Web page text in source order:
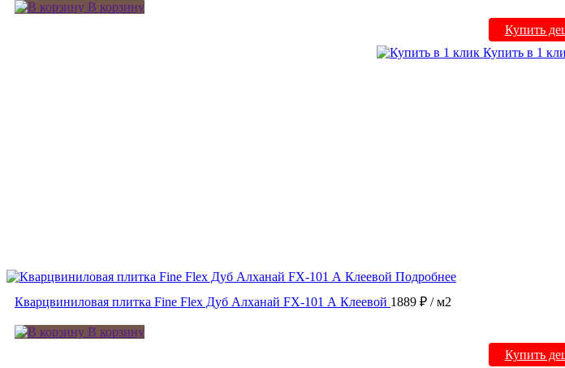
В корзину
Купить
Купить в 1
Подробнее
Кварцвиниловая плитка Fine Flex Дуб Алханай FX-101 А Клеевой 1889 ₽ / м2
В корзину
Купить